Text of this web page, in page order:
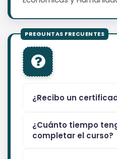
¿Recibo un
¿Cuánto tiempo
completar el curso?